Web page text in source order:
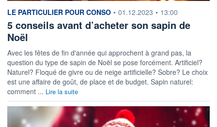
information fournie par
LE PARTICULIER POUR CONSO • 01.12.2023 • 13:00
5 conseils avant d’acheter son sapin de
Noël
Avec les fêtes de fin d'année qui approchent à grand pas, la
question du type de sapin de Noël se pose forcément. Artificiel?
Naturel? Floqué de givre ou de neige artificielle? Sobre? Le choix
est une affaire de goût, de place et de budget. Sapin naturel:
comment ... Lire la suite